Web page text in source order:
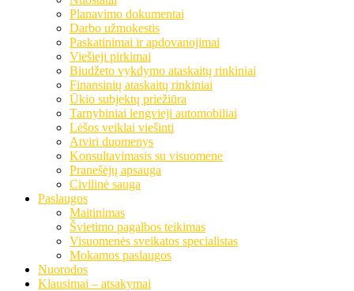
Planavimo dokumentai
Darbo užmokestis
Paskatinimai ir apdovanojimai
Viešieji pirkimai
Biudžeto vykdymo ataskaitų rinkiniai
Finansinių ataskaitų rinkiniai
Ūkio subjektų priežiūra
Tarnybiniai lengvieji automobiliai
Lėšos veiklai viešinti
Atviri duomenys
Konsultavimasis su visuomene
Pranešėjų apsauga
Civilinė sauga
Paslaugos
Maitinimas
Švietimo pagalbos teikimas
Visuomenės sveikatos specialistas
Mokamos paslaugos
Nuorodos
Klausimai – atsakymai